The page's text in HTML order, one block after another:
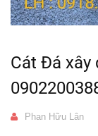
Cát Đá xây
Phan Hữu Lân